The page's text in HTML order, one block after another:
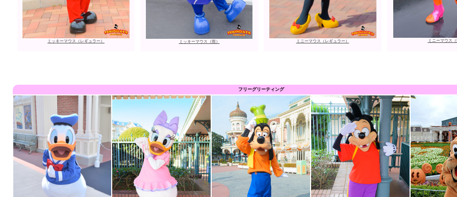
ミッキーマウス（レギュラー） ミッキーマウス（雨） ミニーマウス（レギュラー） ミニーマウス
フリーグリーティング